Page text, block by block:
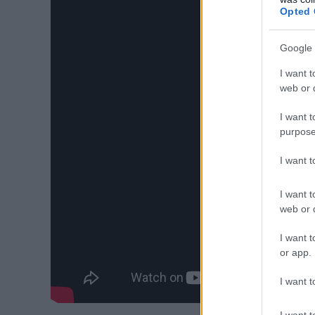
Opted
Google
I want
web or
I want
I want
I want
web or
I want
or app.
I want